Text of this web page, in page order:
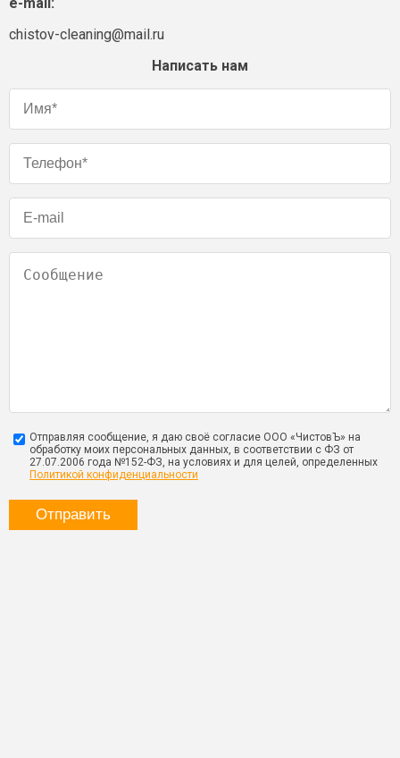
chistov-cleaning@mail.ru
Написать нам
Отправляя сообщение, я даю своё согласие ООО «ЧистовЪ» на
обработку моих персональных данных, в соответствии с ФЗ от
27.07.2006 года №152-ФЗ, на условиях и для целей, определенных
Политикой конфиденциальности